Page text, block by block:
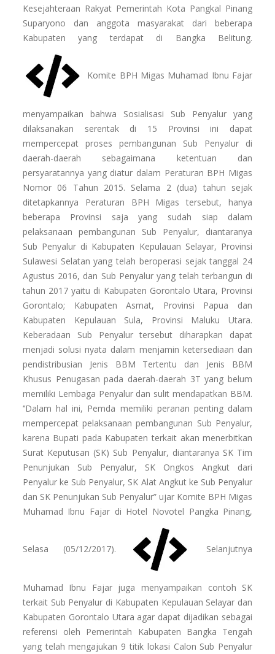
Kesejahteraan Rakyat Pemerintah Kota Pangkal Pinang
Suparyono dan anggota masyarakat dari beberapa
Kabupaten yang terdapat di Bangka Belitung.
Komite BPH Migas Muhamad Ibnu Fajar
menyampaikan bahwa Sosialisasi Sub Penyalur yang
dilaksanakan serentak di 15 Provinsi ini dapat
mempercepat proses pembangunan Sub Penyalur di
daerah-daerah sebagaimana ketentuan dan
persyaratannya yang diatur dalam Peraturan BPH Migas
Nomor 06 Tahun 2015. Selama 2 (dua) tahun sejak
ditetapkannya Peraturan BPH Migas tersebut, hanya
beberapa Provinsi saja yang sudah siap dalam
pelaksanaan pembangunan Sub Penyalur, diantaranya
Sub Penyalur di Kabupaten Kepulauan Selayar, Provinsi
Sulawesi Selatan yang telah beroperasi sejak tanggal 24
Agustus 2016, dan Sub Penyalur yang telah terbangun di
tahun 2017 yaitu di Kabupaten Gorontalo Utara, Provinsi
Gorontalo; Kabupaten Asmat, Provinsi Papua dan
Kabupaten Kepulauan Sula, Provinsi Maluku Utara.
Keberadaan Sub Penyalur tersebut diharapkan dapat
menjadi solusi nyata dalam menjamin ketersediaan dan
pendistribusian Jenis BBM Tertentu dan Jenis BBM
Khusus Penugasan pada daerah-daerah 3T yang belum
memiliki Lembaga Penyalur dan sulit mendapatkan BBM.
‘’Dalam hal ini, Pemda memiliki peranan penting dalam
mempercepat pelaksanaan pembangunan Sub Penyalur,
karena Bupati pada Kabupaten terkait akan menerbitkan
Surat Keputusan (SK) Sub Penyalur, diantaranya SK Tim
Penunjukan Sub Penyalur, SK Ongkos Angkut dari
Penyalur ke Sub Penyalur, SK Alat Angkut ke Sub Penyalur
dan SK Penunjukan Sub Penyalur” ujar Komite BPH Migas
Muhamad Ibnu Fajar di Hotel Novotel Pangka Pinang,
Selasa (05/12/2017). Selanjutnya
Muhamad Ibnu Fajar juga menyampaikan contoh SK
terkait Sub Penyalur di Kabupaten Kepulauan Selayar dan
Kabupaten Gorontalo Utara agar dapat dijadikan sebagai
referensi oleh Pemerintah Kabupaten Bangka Tengah
yang telah mengajukan 9 titik lokasi Calon Sub Penyalur